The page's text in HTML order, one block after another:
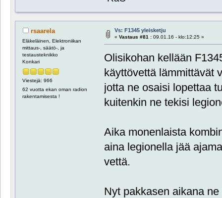
rsaarela
Eläkeläinen, Elektroniikan
mittaus-, säätö-, ja
testausteknikko
Konkari
Viestejä: 966
62 vuotta ekan oman radion
rakentamisesta !
Vs: F1345 yleisketju
« Vastaus #81 :09.01.16 - klo:12:25 »
Olisikohan kellään
käyttövettä lämmittävät
jotta ne osaisi lopettaa
kuitenkin ne tekisi
Aika monenlaista
aina legionella jää
vettä.
Nyt pakkasen aikana